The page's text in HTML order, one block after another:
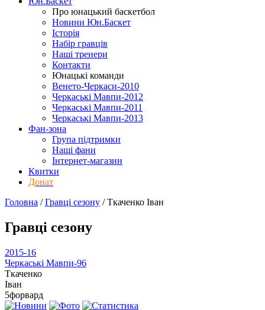
Про юнацький баскетбол
Новини Юн.Баскет
Історія
Набір гравців
Наші тренери
Контакти
Юнацькі команди
Венето-Черкаси-2010
Черкаські Мавпи-2012
Черкаські Мавпи-2011
Черкаські Мавпи-2013
Фан-зона
Група підтримки
Наші фани
Інтернет-магазин
Квитки
Донат
Головна /Гравці сезону /Ткаченко Іван
Гравці сезону
2015-16
Черкаські Мавпи-96
Ткаченко
Іван
5форвард